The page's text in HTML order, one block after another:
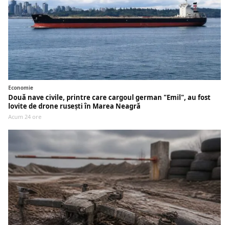
Economie
Două nave civile, printre care cargoul german "Emil", au fost
lovite de drone rusești în Marea Neagră
Acum 24 ore